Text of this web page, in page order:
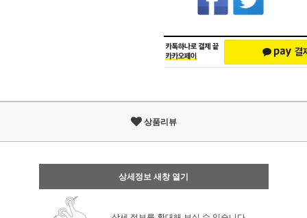
상품리뷰
상세정보 새창 열기